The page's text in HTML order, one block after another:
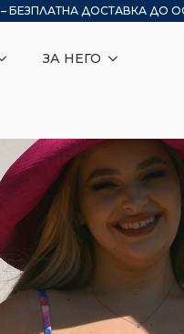
– БЕЗПЛАТНА ДОСТАВКА ДО
ЗА НЕГО